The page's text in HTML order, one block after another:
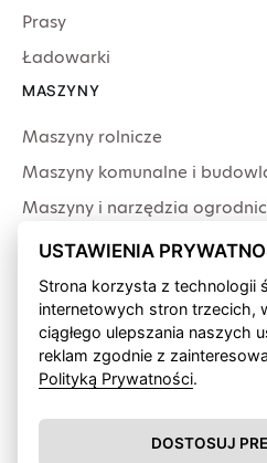
Prasy
Ładowarki
MASZYNY
Maszyny rolnicze
Maszyny komunalne i
Maszyny i narzędzia
Producenci
USŁUGI
Serwis
Produkcja przewodów
Finansowanie fabryczne
Wypożyczalnia sprzętu
USTAWIENIA
Strona korzysta z technologii
internetowych stron trzecich,
ciągłego ulepszania naszych
reklam zgodnie z
Polityką Prywatności.